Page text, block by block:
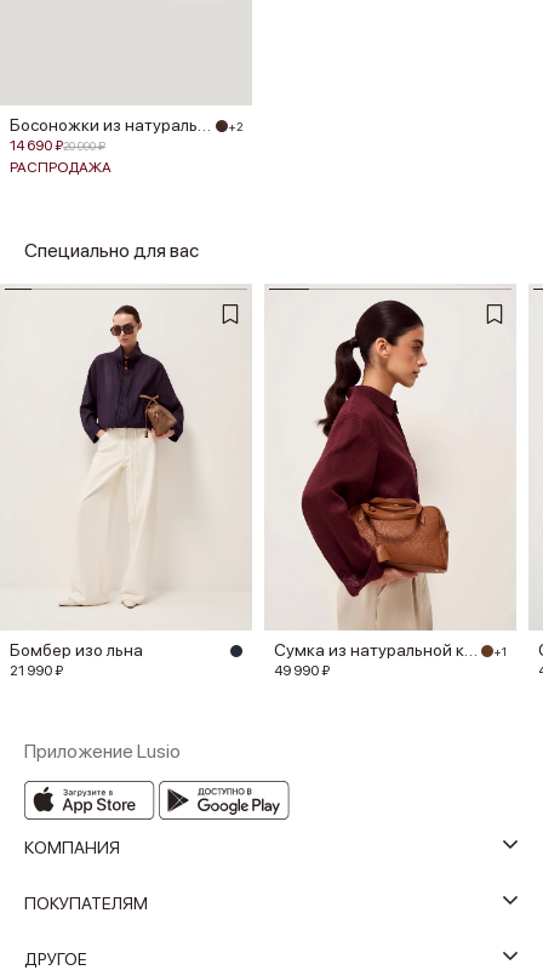
Босоножки из натуральной кожи +2
14 690 ₽20 990 ₽
РАСПРОДАЖА
Специально для вас
Бомбер изо льна
21 990 ₽
+1
49 990 ₽
Приложение Lusio
КОМПАНИЯ
ПОКУПАТЕЛЯМ
ДРУГОЕ